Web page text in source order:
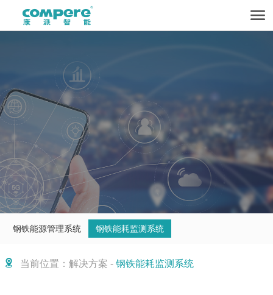
钢铁能源管理系统 钢铁能耗监测系统
当前位置：解决方案 -钢铁能耗监测系统